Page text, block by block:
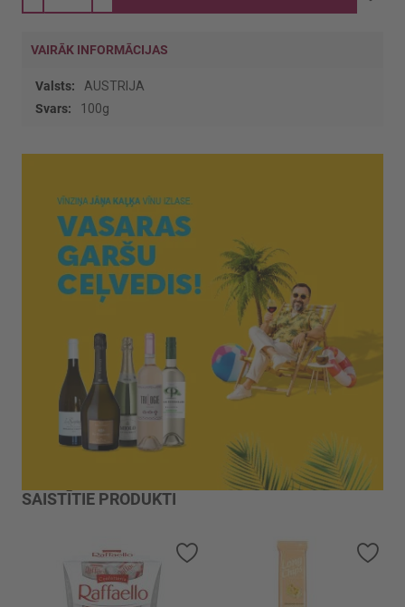
VAIRĀK INFORMĀCIJAS
Vairāk
informācijas
AUSTRIJA
100g
SAISTĪTIE PRODUKTI
Pievienot vēlmju sarakstam